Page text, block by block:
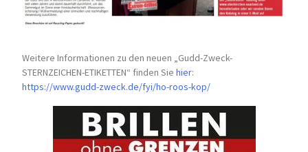
Weitere Informationen zu den neuen „Gudd-Zweck-
STERNZEICHEN-ETIKETTEN“ finden Siehier:
https://www.gudd-zweck.de/fyi/ho-roos-kop/